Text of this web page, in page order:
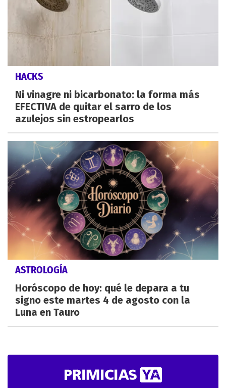
HACKS
Ni vinagre ni bicarbonato: la forma más
EFECTIVA de quitar el sarro de los
azulejos sin estropearlos
ASTROLOGÍA
Horóscopo de hoy: qué le depara a tu
signo este martes 4 de agosto con la
Luna en Tauro